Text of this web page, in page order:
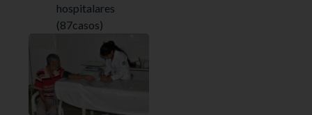
hospitalares
(87casos)